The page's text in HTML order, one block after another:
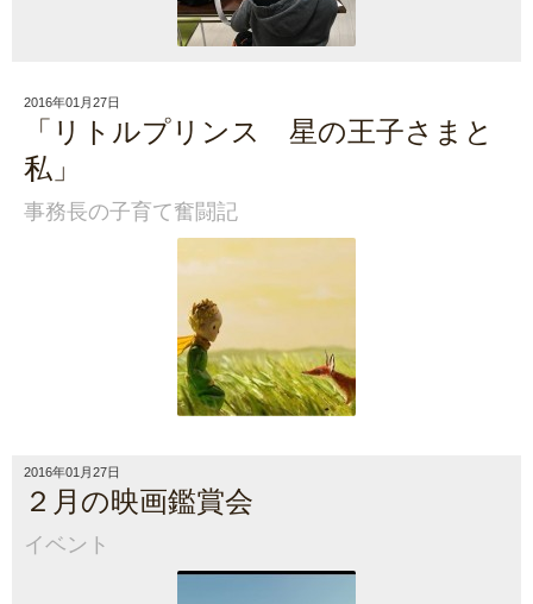
2016年01月27日
「リトルプリンス 星の王子さまと
私」
事務長の子育て奮闘記
2016年01月27日
２月の映画鑑賞会
イベント